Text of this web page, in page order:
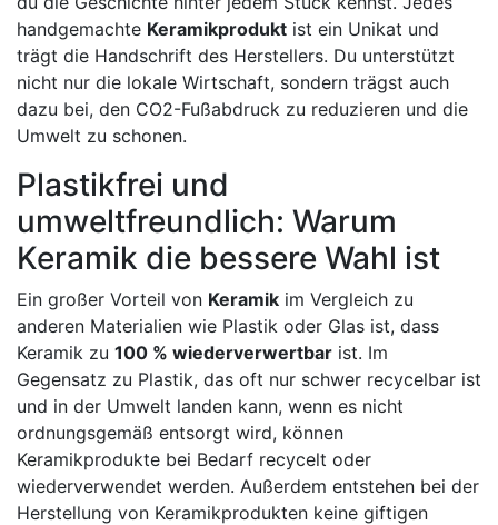
handgemachte Keramikprodukt ist ein Unikat und
trägt die Handschrift des Herstellers. Du unterstützt
nicht nur die lokale Wirtschaft, sondern trägst auch
dazu bei, den CO2-Fußabdruck zu reduzieren und die
Umwelt zu schonen.
Plastikfrei und
umweltfreundlich: Warum
Keramik die bessere Wahl ist
Ein großer Vorteil von Keramik im Vergleich zu
anderen Materialien wie Plastik oder Glas ist, dass
Keramik zu 100 % wiederverwertbar ist. Im
Gegensatz zu Plastik, das oft nur schwer recycelbar ist
und in der Umwelt landen kann, wenn es nicht
ordnungsgemäß entsorgt wird, können
Keramikprodukte bei Bedarf recycelt oder
wiederverwendet werden. Außerdem entstehen bei der
Herstellung von Keramikprodukten keine giftigen